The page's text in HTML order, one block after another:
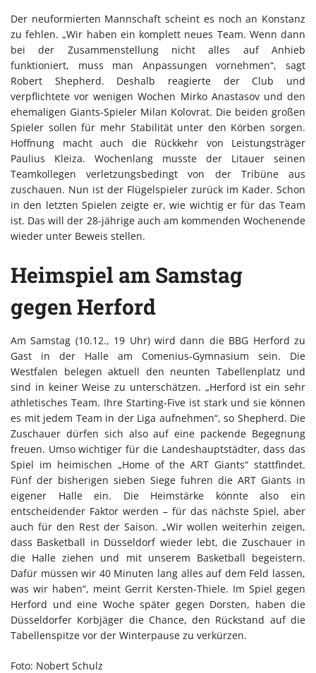
Der neuformierten Mannschaft scheint es noch an Konstanz
zu fehlen. „Wir haben ein komplett neues Team. Wenn dann
bei der Zusammenstellung nicht alles auf Anhieb
funktioniert, muss man Anpassungen vornehmen“, sagt
Robert Shepherd. Deshalb reagierte der Club und
verpflichtete vor wenigen Wochen Mirko Anastasov und den
ehemaligen Giants-Spieler Milan Kolovrat. Die beiden großen
Spieler sollen für mehr Stabilität unter den Körben sorgen.
Hoffnung macht auch die Rückkehr von Leistungsträger
Paulius Kleiza. Wochenlang musste der Litauer seinen
Teamkollegen verletzungsbedingt von der Tribüne aus
zuschauen. Nun ist der Flügelspieler zurück im Kader. Schon
in den letzten Spielen zeigte er, wie wichtig er für das Team
ist. Das will der 28-jährige auch am kommenden Wochenende
wieder unter Beweis stellen.
Heimspiel am Samstag
gegen Herford
Am Samstag (10.12., 19 Uhr) wird dann die BBG Herford zu
Gast in der Halle am Comenius-Gymnasium sein. Die
Westfalen belegen aktuell den neunten Tabellenplatz und
sind in keiner Weise zu unterschätzen. „Herford ist ein sehr
athletisches Team. Ihre Starting-Five ist stark und sie können
es mit jedem Team in der Liga aufnehmen“, so Shepherd. Die
Zuschauer dürfen sich also auf eine packende Begegnung
freuen. Umso wichtiger für die Landeshauptstädter, dass das
Spiel im heimischen „Home of the ART Giants“ stattfindet.
Fünf der bisherigen sieben Siege fuhren die ART Giants in
eigener Halle ein. Die Heimstärke könnte also ein
entscheidender Faktor werden – für das nächste Spiel, aber
auch für den Rest der Saison. „Wir wollen weiterhin zeigen,
dass Basketball in Düsseldorf wieder lebt, die Zuschauer in
die Halle ziehen und mit unserem Basketball begeistern.
Dafür müssen wir 40 Minuten lang alles auf dem Feld lassen,
was wir haben“, meint Gerrit Kersten-Thiele. Im Spiel gegen
Herford und eine Woche später gegen Dorsten, haben die
Düsseldorfer Korbjäger die Chance, den Rückstand auf die
Tabellenspitze vor der Winterpause zu verkürzen.
Foto: Nobert Schulz